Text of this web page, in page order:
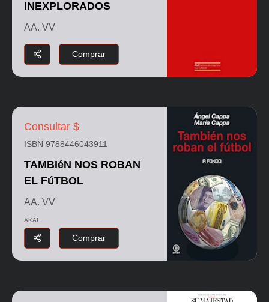
INEXPLORADOS
AA. VV
Comprar
Consultar $
ISBN 9788446043911
TAMBIéN NOS ROBAN
EL FúTBOL
AA. VV
AKAL
Comprar